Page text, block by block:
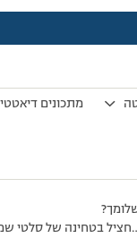
מתכונים
#77987
בטחינה של סלטי